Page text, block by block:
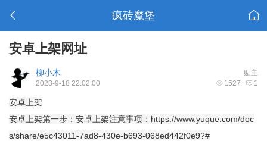
疯砖魔堡
安卓上架网址
贴主
柳小木
1527 1
2023-9-18 22:02:00
安卓上架
安卓上架第一步：安卓上架注意事项： https://www.yuque.com/doc
s/share/e5c43011-7ad8-430e-b693-068ed442f0e9?#